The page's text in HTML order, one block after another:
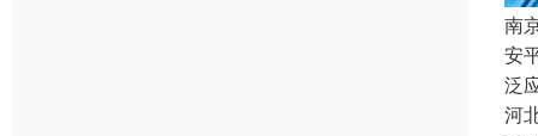
南
安
泛
河